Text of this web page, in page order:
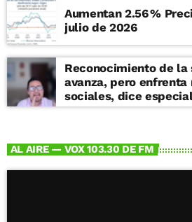
Aumentan 2.56 %
julio de 2026
Reconocimiento de
avanza, pero enfrenta
sociales, dice
AL AIRE — VOX 103.30 DE FM